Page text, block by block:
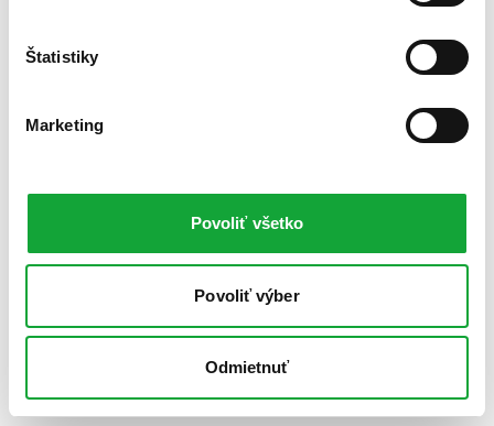
Štatistiky
Marketing
Povoliť všetko
Povoliť výber
Odmietnuť